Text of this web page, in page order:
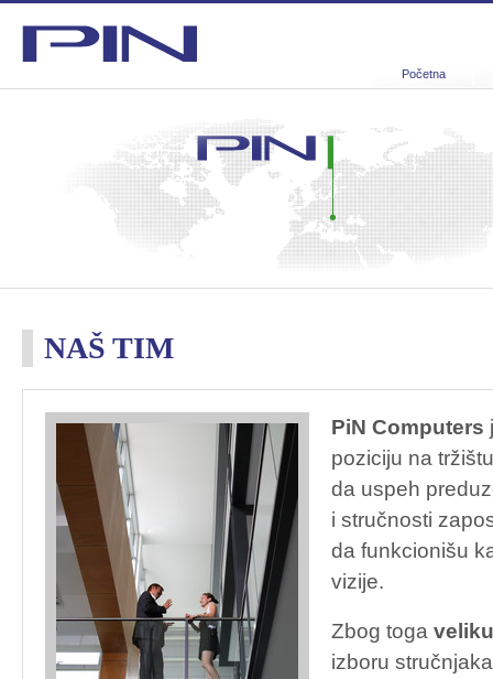
Početna
NAŠ TIM
PiN Computers
poziciju na
da uspeh
i stručnosti
da funkcionišu
vizije.
Zbog toga
izboru